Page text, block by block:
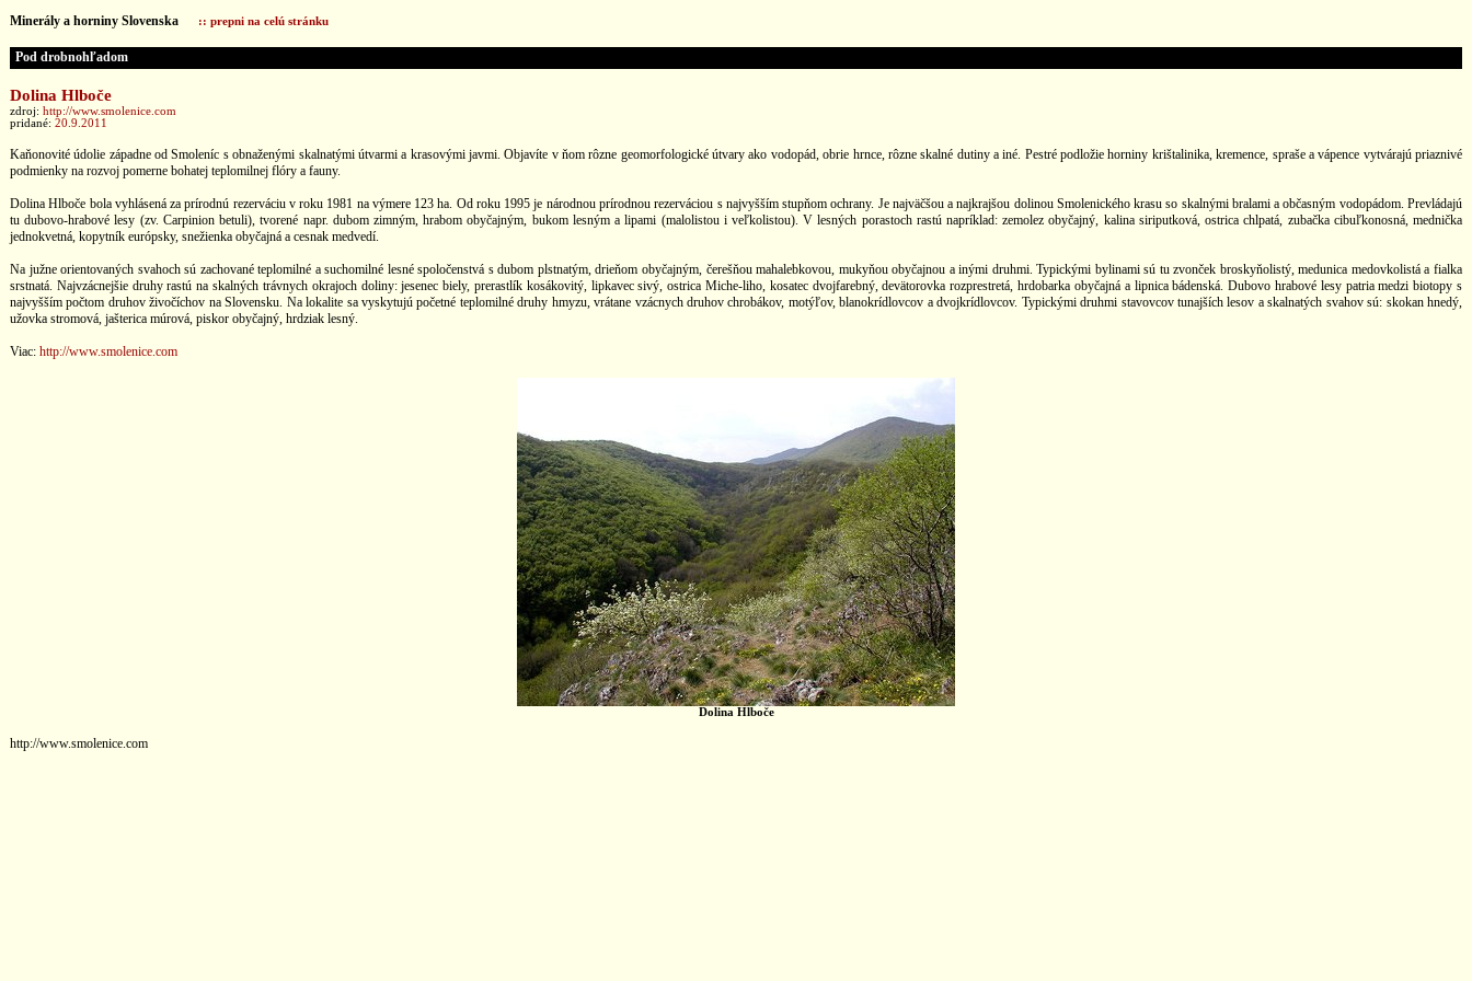
Minerály a horniny Slovenska :: prepni na celú stránku
Pod drobnohľadom
Dolina Hlboče
zdroj: http://www.smolenice.com
pridané: 20.9.2011
Kaňonovité údolie západne od Smoleníc s obnaženými skalnatými útvarmi a krasovými javmi. Objavíte v ňom rôzne geomorfologické útvary ako vodopád, obrie hrnce, rôzne skalné dutiny a iné. Pestré podložie horniny krištalinika, kremence, spraše a vápence vytvárajú priaznivé
podmienky na rozvoj pomerne bohatej teplomilnej flóry a fauny.
Dolina Hlboče bola vyhlásená za prírodnú rezerváciu v roku 1981 na výmere 123 ha. Od roku 1995 je národnou prírodnou rezerváciou s najvyšším stupňom ochrany. Je najväčšou a najkrajšou dolinou Smolenického krasu so skalnými bralami a občasným vodopádom. Prevládajú
tu dubovo-hrabové lesy (zv. Carpinion betuli), tvorené napr. dubom zimným, hrabom obyčajným, bukom lesným a lipami (malolistou i veľkolistou). V lesných porastoch rastú napríklad: zemolez obyčajný, kalina siriputková, ostrica chlpatá, zubačka cibuľkonosná, mednička
jednokvetná, kopytník európsky, snežienka obyčajná a cesnak medvedí.
Na južne orientovaných svahoch sú zachované teplomilné a suchomilné lesné spoločenstvá s dubom plstnatým, drieňom obyčajným, čerešňou mahalebkovou, mukyňou obyčajnou a inými druhmi. Typickými bylinami sú tu zvonček broskyňolistý, medunica medovkolistá a fialka
srstnatá. Najvzácnejšie druhy rastú na skalných trávnych okrajoch doliny: jesenec biely, prerastlík kosákovitý, lipkavec sivý, ostrica Miche-liho, kosatec dvojfarebný, devätorovka rozprestretá, hrdobarka obyčajná a lipnica bádenská. Dubovo hrabové lesy patria medzi biotopy s
najvyšším počtom druhov živočíchov na Slovensku. Na lokalite sa vyskytujú početné teplomilné druhy hmyzu, vrátane vzácnych druhov chrobákov, motýľov, blanokrídlovcov a dvojkrídlovcov. Typickými druhmi stavovcov tunajších lesov a skalnatých svahov sú: skokan hnedý,
užovka stromová, jašterica múrová, piskor obyčajný, hrdziak lesný.
Viac: http://www.smolenice.com
Dolina Hlboče
http://www.smolenice.com